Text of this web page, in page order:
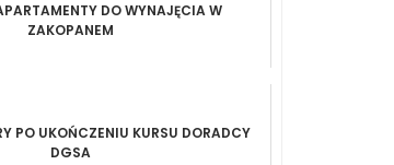
DO WYNAJĘCIA W
ZAKOPANEM
PO UKOŃCZENIU KURSU DORADCY
DGSA